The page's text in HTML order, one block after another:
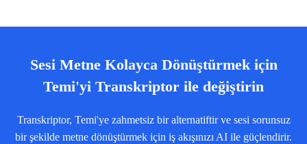
Sesi Metne Kolayca Dönüştürmek için
Temi'yi Transkriptor ile değiştirin
Transkriptor, Temi'ye zahmetsiz bir alternatiftir ve sesi sorunsuz
bir şekilde metne dönüştürmek için iş akışınızı AI ile güçlendirir.